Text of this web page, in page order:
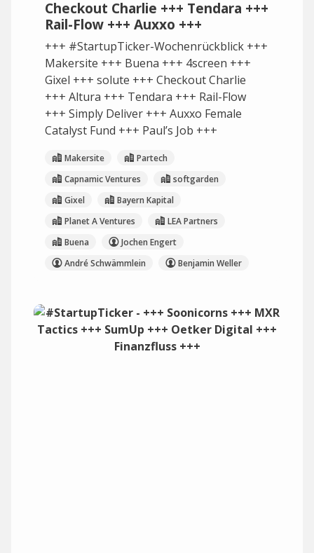
Checkout Charlie +++ Tendara +++
Rail-Flow +++ Auxxo +++
+++ #StartupTicker-Wochenrückblick +++
Makersite +++ Buena +++ 4screen +++
Gixel +++ solute +++ Checkout Charlie
+++ Altura +++ Tendara +++ Rail-Flow
+++ Simply Deliver +++ Auxxo Female
Catalyst Fund +++ Paul’s Job +++
Makersite
Partech
Capnamic Ventures
softgarden
Gixel
Bayern Kapital
Planet A Ventures
LEA Partners
Buena
Jochen Engert
André Schwämmlein
Benjamin Weller